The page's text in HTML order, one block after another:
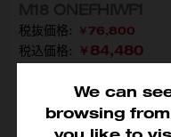
We can
browsing
￥76,800
税込価格: ￥84,480
M18 M18